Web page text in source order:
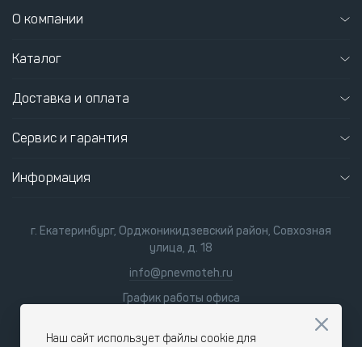
О компании
Каталог
Доставка и оплата
Сервис и гарантия
Информация
г. Екатеринбург, Орджоникидзевский район, Совхозная
улица, д. 18
info@pnevmoteh.ru
График работы офиса
сб-вс 9:00 - 18:00
Наш сайт использует файлы cookie для